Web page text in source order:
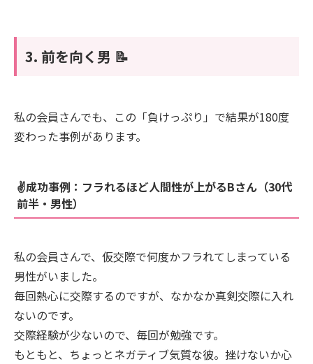
3. 前を向く男 📝
私の会員さんでも、この「負けっぷり」で結果が180度
変わった事例があります。
✌️成功事例：フラれるほど人間性が上がるBさん（30代
前半・男性）
私の会員さんで、仮交際で何度かフラれてしまっている
男性がいました。
毎回熱心に交際するのですが、なかなか真剣交際に入れ
ないのです。
交際経験が少ないので、毎回が勉強です。
もともと、ちょっとネガティブ気質な彼。挫けないか心